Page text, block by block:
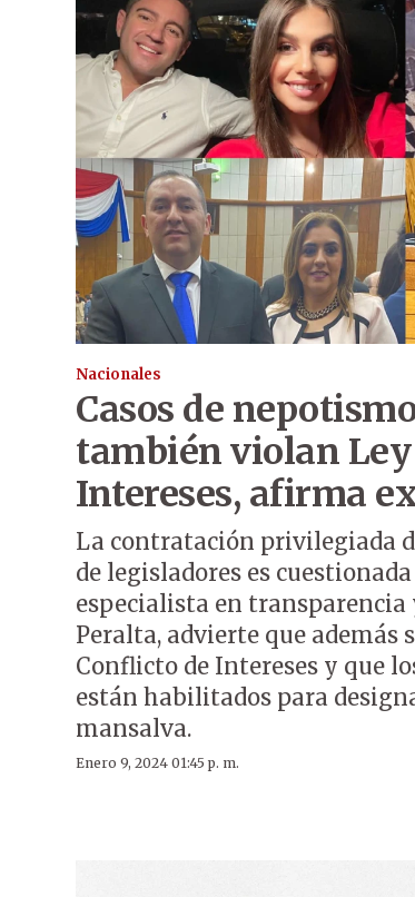
Nacionales
Casos de
también violan
Intereses, afirma
La contratación privilegiada
de legisladores es
especialista en
Peralta, advierte que además
Conflicto de Intereses y que
están habilitados para
mansalva.
Enero 9, 2024 01:45 p. m.